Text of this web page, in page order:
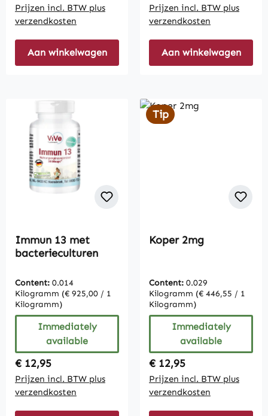
Prijzen incl. BTW plus
verzendkosten
Aan winkelwagen
Prijzen incl. BTW plus
verzendkosten
Aan winkelwagen
Immun 13 met
bacterieculturen
Content: 0.014
Kilogramm (€ 925,00 / 1
Kilogramm)
Immediately
available
Regular price:
€ 12,95
Prijzen incl. BTW plus
verzendkosten
Tip
Koper 2mg
Content: 0.029
Kilogramm (€ 446,55 / 1
Kilogramm)
Immediately
available
Regular price:
€ 12,95
Prijzen incl. BTW plus
verzendkosten